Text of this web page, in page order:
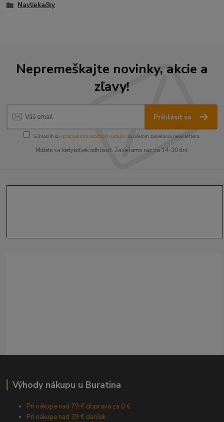
Navliekačky
Nepremeškajte novinky, akcie a
zľavy!
Prihlásiť sa
Súhlasím sospracovaním osobných údajov za účelom zasielania newslettera.
Môžete sa kedykoľvek odhlásiť. Zasielame raz za 14-30 dní.
Výhody nákupu u Buratina
Pri nákupe nad 79 € doprava za 0 €
Pri nákupe nad 39 € darček